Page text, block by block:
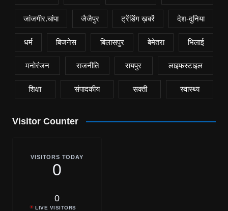
जांजगीर.चांपा जैजैपुर ट्रेंडिंग ख़बरें देश-दुनिया
धर्म बिजनेस बिलासपुर बेमेतरा भिलाई
मनोरंजन राजनीति रायपुर लाइफस्टाइल
शिक्षा संपादकीय सक्ती स्वास्थ्य
Visitor Counter
VISITORS TODAY
0
0
LIVE VISITORS